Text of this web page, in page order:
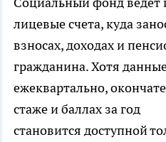
лицевые счета, куда
взносах, доходах и
гражданина. Хотя
ежеквартально,
стаже и баллах за год
становится доступной